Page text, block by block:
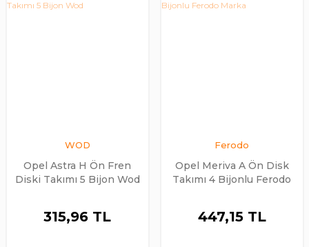
WOD
Opel Astra H Ön Fren
Diski Takımı 5 Bijon Wod
315,96 TL
Ferodo
Opel Meriva A Ön Disk
Takımı 4 Bijonlu Ferodo
447,15 TL